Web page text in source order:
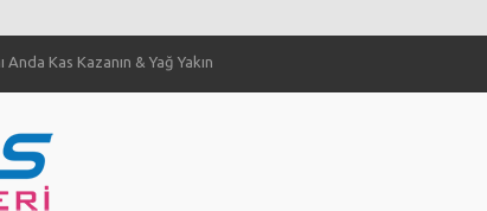
Kas Kazanın & Yağ Yakın
Yağ Kaybı Sağlar Mı?
Nasıl Yapılır?
kuvvet gelişimini nasıl etkiliyor?